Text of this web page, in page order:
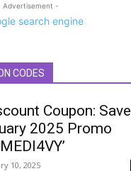
Advertisement -
CODES
Coupon: Save
2025 Promo
10, 2025